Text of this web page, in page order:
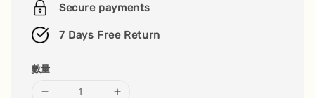
Secure payments
7 Days Free Return
數量